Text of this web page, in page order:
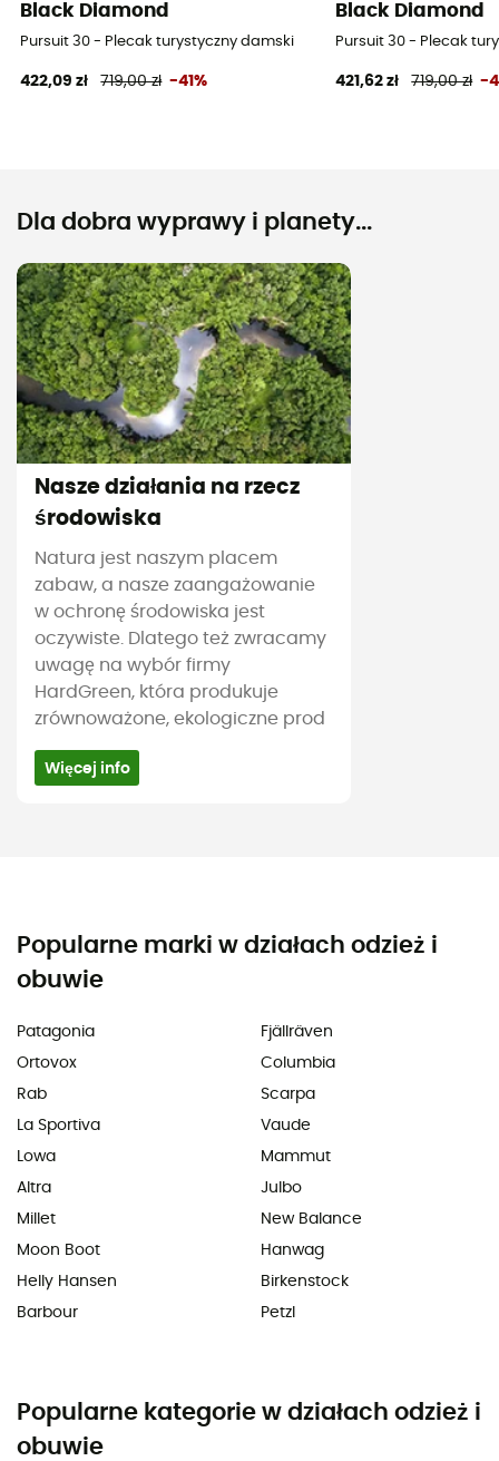
Black Diamond
Pursuit 30 - Plecak turystyczny damski
422,09 zł 719,00 zł -41%
Black Diamond
Pursuit 30 - Plecak
421,62 zł 719,00 zł -
Dla dobra wyprawy i planety...
Nasze działania na rzecz
środowiska
Natura jest naszym placem
zabaw, a nasze zaangażowanie
w ochronę środowiska jest
oczywiste. Dlatego też zwracamy
uwagę na wybór firmy
HardGreen, która produkuje
zrównoważone, ekologiczne prod
Więcej info
Popularne marki w działach odzież i
obuwie
Patagonia
Ortovox
Rab
La Sportiva
Lowa
Altra
Millet
Moon Boot
Helly Hansen
Barbour
Fjällräven
Columbia
Scarpa
Vaude
Mammut
Julbo
New Balance
Hanwag
Birkenstock
Petzl
Popularne kategorie w działach odzież i
obuwie